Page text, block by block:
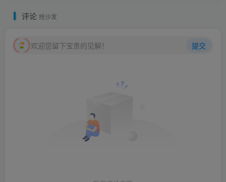
评论 抢沙发
欢迎您留下宝贵的见解！ 提交